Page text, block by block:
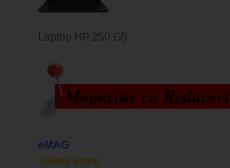
Laptop HP 250 G5
Magazine cu Reduceri
eMAG
Yellow Store